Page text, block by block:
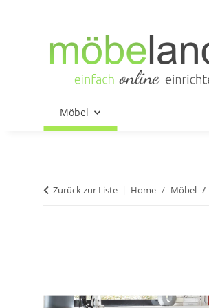
Möbel
Zurück zur Liste Home Möbel